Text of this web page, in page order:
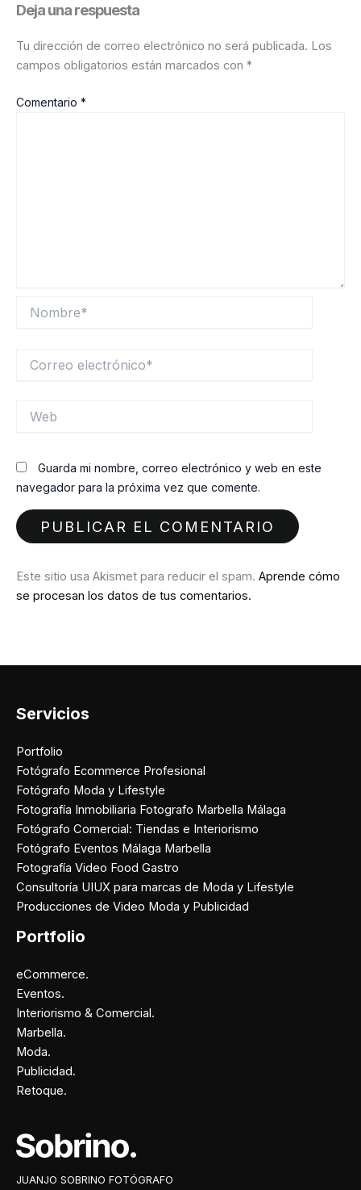
Deja una respuesta
Tu dirección de correo electrónico no será publicada. Los
campos obligatorios están marcados con *
Comentario *
electrónico*
Guarda mi nombre, correo electrónico y web en este
navegador para la próxima vez que comente.
Este sitio usa Akismet para reducir el spam. Aprende cómo
se procesan los datos de tus comentarios.
Servicios
Portfolio
Fotógrafo Ecommerce Profesional
Fotógrafo Moda y Lifestyle
Fotografía Inmobiliaria Fotografo Marbella Málaga
Fotógrafo Comercial: Tiendas e Interiorismo
Fotógrafo Eventos Málaga Marbella
Fotografía Video Food Gastro
Consultoría UIUX para marcas de Moda y Lifestyle
Producciones de Video Moda y Publicidad
Portfolio
eCommerce.
Eventos.
Interiorismo & Comercial.
Marbella.
Moda.
Publicidad.
Retoque.
JUANJO SOBRINO FOTÓGRAFO